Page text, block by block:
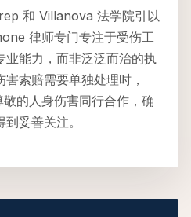
和 Villanova 法学院引以
律师专门专注于受伤工
业能力，而非泛泛而治的执
索赔需要单独处理时，
的人身伤害同行合作，确
妥善关注。